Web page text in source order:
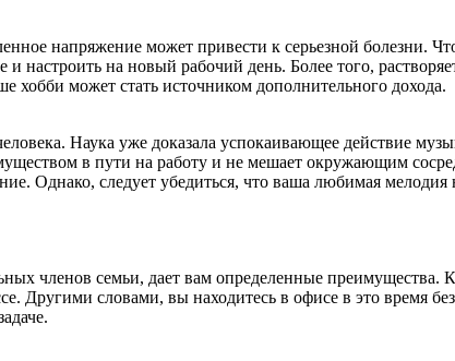
напряжение может привести к серьезной болезни.
настроить на новый рабочий день. Более того,
хобби может стать источником дополнительного дохода.
Наука уже доказала успокаивающее действие
в пути на работу и не мешает окружающим
Однако, следует убедиться, что ваша любимая
членов семьи, дает вам определенные преимущества.
Другими словами, вы находитесь в офисе в это время